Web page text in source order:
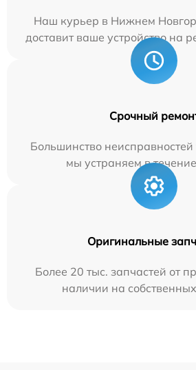
Наш курьер в Нижнем
доставит ваше устройство на
Срочный
Большинство
мы устраняем в
Оригинальные
Более 20 тыс. запчастей от
наличии на